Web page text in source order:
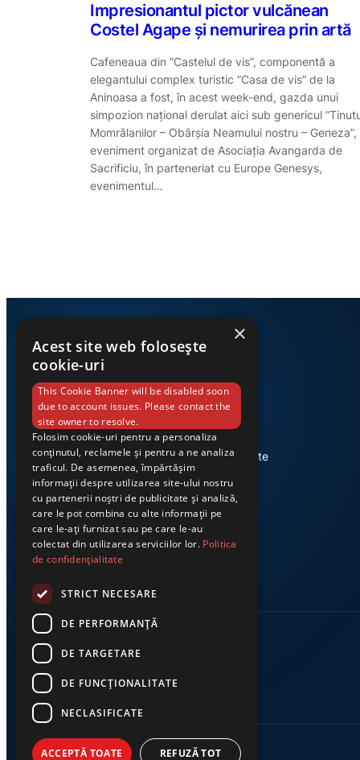
Impresionantul pictor vulcănean
Costel Agape și nemurirea prin artă
Cafeneaua din ”Castelul de vis”, componentă a
elegantului complex turistic ”Casa de vis” de la
Aninoasa a fost, în acest week-end, gazda unui
simpozion național derulat aici sub genericul
Momrâlanilor – Obârșia Neamului nostru – Geneza”,
eveniment organizat de Asociația Avangarda de
Sacrificiu, în parteneriat cu Europe Genesys,
evenimentul…
Știri din Valea Jiului, prezentate
corect și la timp. Ziarul Exclusiv te
conectează zi de zi la cele mai
importante evenimente din
regiune.
×
Acest site web folosește
cookie-uri
This Cookie Banner will be disabled soon
due to account issues. Please contact the
site owner to resolve.
Folosim cookie-uri pentru a personaliza
conținutul, reclamele și pentru a ne analiza
traficul. De asemenea, împărtășim
informații despre utilizarea site-ului nostru
cu partenerii noștri de publicitate și analiză,
care le pot combina cu alte informații pe
care le-ați furnizat sau pe care le-au
colectat din utilizarea serviciilor lor. Politica
de confidențialitate
STRICT NECESARE
DE PERFORMANȚĂ
DE TARGETARE
DE FUNCŢIONALITATE
NECLASIFICATE
ACCEPTĂ TOATE REFUZĂ TOT